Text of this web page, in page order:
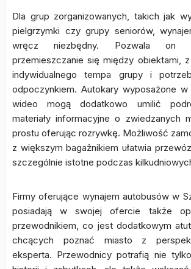
Dla grup zorganizowanych, takich jak
pielgrzymki czy grupy seniorów,
wręcz niezbędny. Pozwala on
przemieszczanie się między obiektami,
indywidualnego tempa grupy i
odpoczynkiem. Autokary wyposażone
wideo mogą dodatkowo umilić
materiały informacyjne o zwiedzanych
prostu oferując rozrywkę. Możliwość
z większym bagażnikiem ułatwia
szczególnie istotne podczas
Firmy oferujące wynajem autobusów w
posiadają w swojej ofercie także
przewodnikiem, co jest dodatkowym
chcących poznać miasto z
eksperta. Przewodnicy potrafią nie